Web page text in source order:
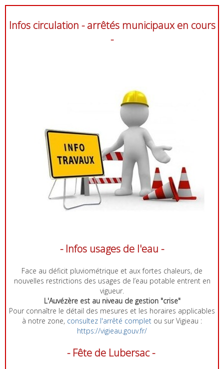
Infos circulation - arrêtés municipaux en cours
-
- Infos usages de l'eau -
Face au déficit pluviométrique et aux fortes chaleurs, de
nouvelles restrictions des usages de l’eau potable entrent en
vigueur.
L'Auvézère est au niveau de gestion "crise"
Pour connaître le détail des mesures et les horaires applicables
à notre zone, consultez l'arrêté complet ou sur Vigieau :
https://vigieau.gouv.fr/
- Fête de Lubersac -